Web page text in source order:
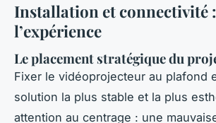
Installation et connectivité
l’expérience
Le placement stratégique du
Fixer le vidéoprojecteur au plafond
solution la plus stable et la plus
attention au centrage : une